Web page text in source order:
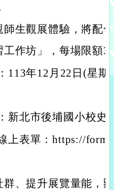
師生觀展體驗，將配
工作坊」，每場限額
113年12月22日(星期
新北市後埔國小校史
上表單：https://
群、提升展覽量能，